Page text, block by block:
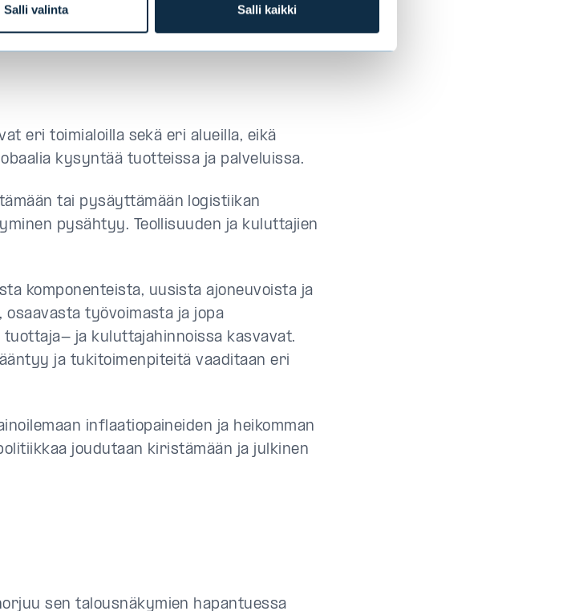
Salli valinta Salli kaikki
ja kehittyvien maiden väestön
eri toimialoilla sekä eri alueilla, eikä
kysyntää tuotteissa ja palveluissa.
tai pysäyttämään logistiikan
pysähtyy. Teollisuuden ja kuluttajien
komponenteista, uusista ajoneuvoista ja
osaavasta työvoimasta ja jopa
ja kuluttajahinnoissa kasvavat.
ja tukitoimenpiteitä vaaditaan eri
inflaatiopaineiden ja heikomman
joudutaan kiristämään ja julkinen
sen talousnäkymien hapantuessa